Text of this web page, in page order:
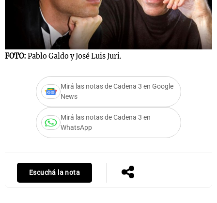
FOTO: Pablo Galdo y José Luis Juri.
Mirá las notas de Cadena 3 en Google
News
Mirá las notas de Cadena 3 en
WhatsApp
Escuchá la nota
Notas
Mundial 2026
Notas
La Sole en